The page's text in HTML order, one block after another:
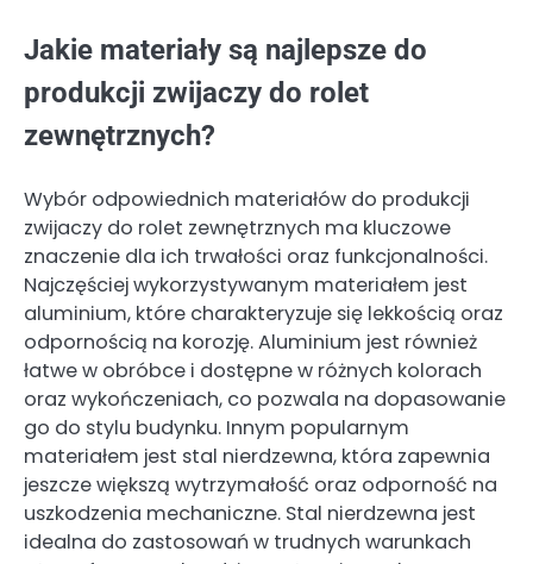
Jakie materiały są najlepsze do
produkcji zwijaczy do rolet
zewnętrznych?
Wybór odpowiednich materiałów do produkcji
zwijaczy do rolet zewnętrznych ma kluczowe
znaczenie dla ich trwałości oraz funkcjonalności.
Najczęściej wykorzystywanym materiałem jest
aluminium, które charakteryzuje się lekkością oraz
odpornością na korozję. Aluminium jest również
łatwe w obróbce i dostępne w różnych kolorach
oraz wykończeniach, co pozwala na dopasowanie
go do stylu budynku. Innym popularnym
materiałem jest stal nierdzewna, która zapewnia
jeszcze większą wytrzymałość oraz odporność na
uszkodzenia mechaniczne. Stal nierdzewna jest
idealna do zastosowań w trudnych warunkach